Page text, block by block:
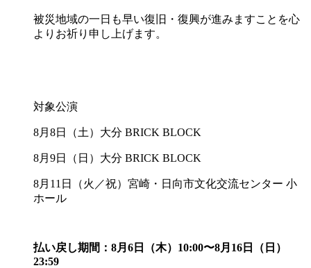
被災地域の一日も早い復旧・復興が進みますことを心
よりお祈り申し上げます。
対象公演
8月8日（土）大分 BRICK BLOCK
8月9日（日）大分 BRICK BLOCK
8月11日（火／祝）宮崎・日向市文化交流センター 小
ホール
払い戻し期間：8月6日（木）10:00〜8月16日（日）
23:59